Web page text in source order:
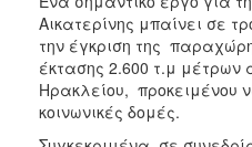
Αικατερίνης μπαίνει σε
την έγκριση της
έκτασης 2.600 τ.μ μέτρων
Ηρακλείου, προκειμένου
κοινωνικές δομές.